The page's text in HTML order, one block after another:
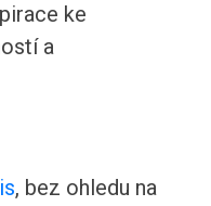
ke
a
, bez ohledu na